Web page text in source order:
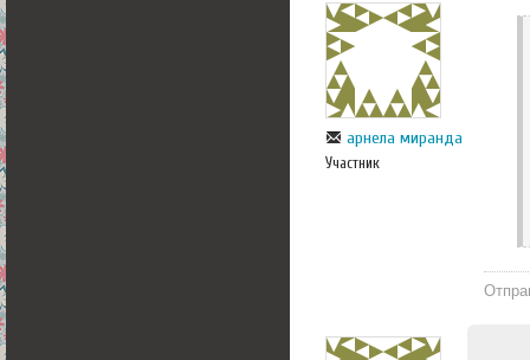
арнела миранда
Участник